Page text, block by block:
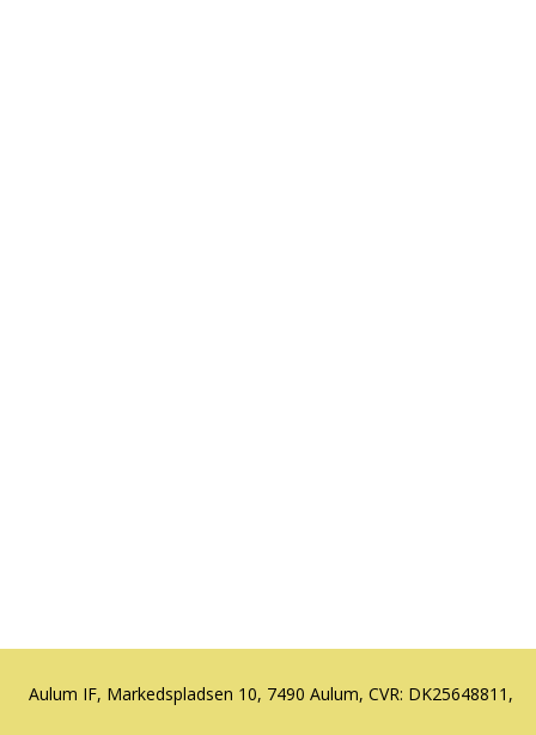
Aulum IF, Markedspladsen 10, 7490 Aulum, CVR: DK25648811,